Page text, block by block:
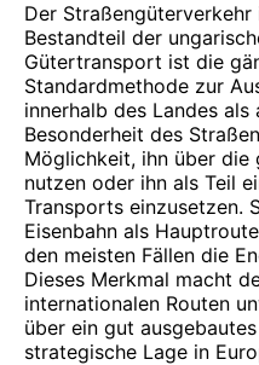
Der
Bestandteil der
Gütertransport ist die
Standardmethode zur
innerhalb des Landes als
Besonderheit des
Möglichkeit, ihn über die
nutzen oder ihn als Teil
Transports einzusetzen.
Eisenbahn als
den meisten Fällen die
Dieses Merkmal macht
internationalen Routen
über ein gut
strategische Lage in